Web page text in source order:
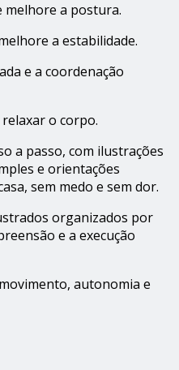
melhore a postura.
a estabilidade.
e a coordenação
o corpo.
a passo, com ilustrações
e orientações
sem medo e sem dor.
organizados por
e a execução
autonomia e